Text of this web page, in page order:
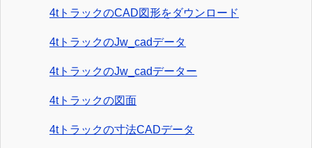
4tトラックのCAD図形をダウンロード
4tトラックのJw_cadデータ
4tトラックのJw_cadデーター
4tトラックの図面
4tトラックの寸法CADデータ